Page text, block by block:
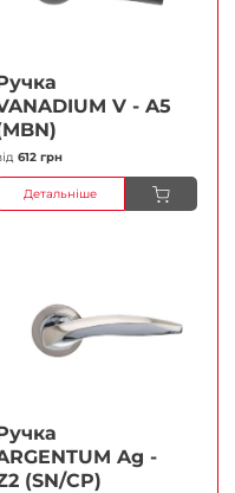
V - A5
612 грн
Детальніше
Ag -
(SN/CP)